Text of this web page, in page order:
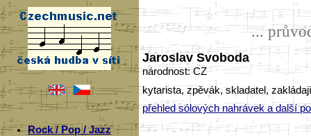
Rock / Pop / Jazz
...
Jaroslav Svoboda
národnost: CZ
kytarista, zpěvák, skladatel,
přehled sólových nahrávek a další